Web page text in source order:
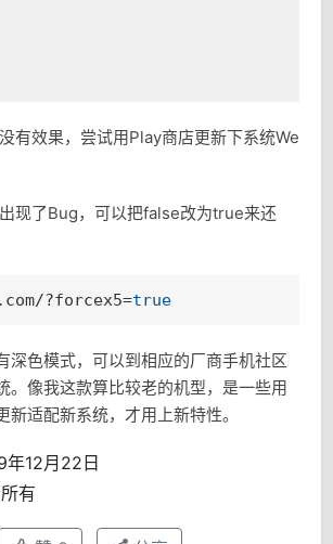
有效果，尝试用Play商店更新下系统We
现了Bug，可以把false改为true来还
?forcex5=true
深色模式，可以到相应的厂商手机社区
。像我这款算比较老的机型，是一些用
新适配新系统，才用上新特性。
12月22日
有